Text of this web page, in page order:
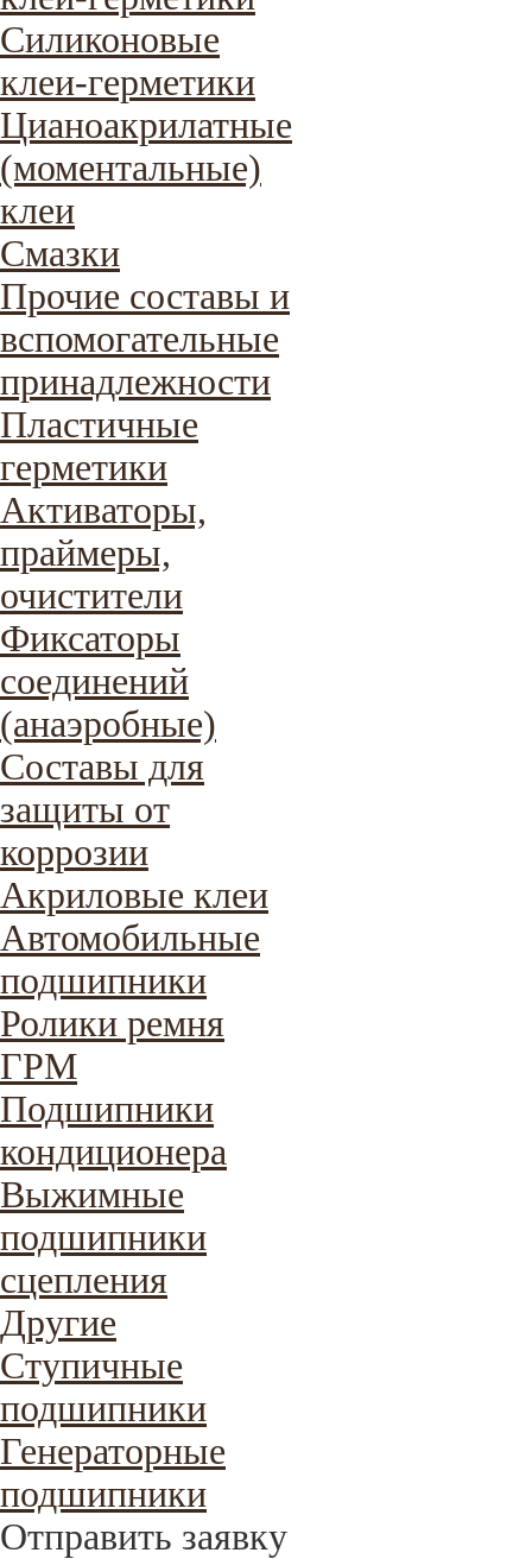
Силиконовые
клеи-герметики
Цианоакрилатные
(моментальные)
клеи
Смазки
Прочие составы и
вспомогательные
принадлежности
Пластичные
герметики
Активаторы,
праймеры,
очистители
Фиксаторы
соединений
(анаэробные)
Составы для
защиты от
коррозии
Акриловые клеи
Автомобильные
подшипники
Ролики ремня
ГРМ
Подшипники
кондиционера
Выжимные
подшипники
сцепления
Другие
Ступичные
подшипники
Генераторные
подшипники
Отправить заявку